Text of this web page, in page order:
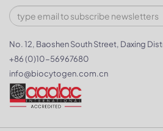
No. 12, Baoshen South Street, Daxing
+86 (0)10-56967680
info@biocytogen.com.cn